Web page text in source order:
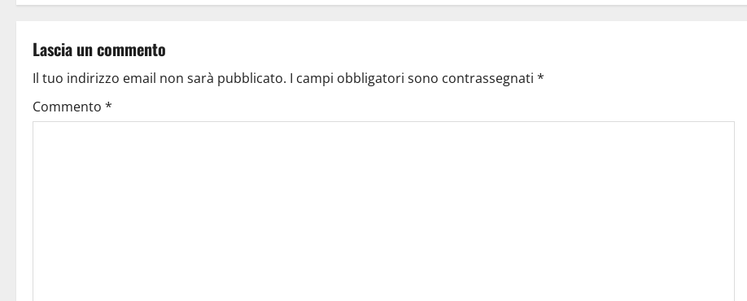
Lascia un commento
Il tuo indirizzo email non sarà pubblicato. I campi obbligatori sono contrassegnati *
Commento *